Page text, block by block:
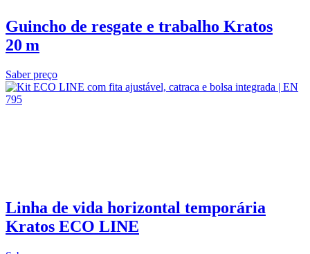
Guincho de resgate e trabalho Kratos
20 m
Saber preço
Linha de vida horizontal temporária
Kratos ECO LINE